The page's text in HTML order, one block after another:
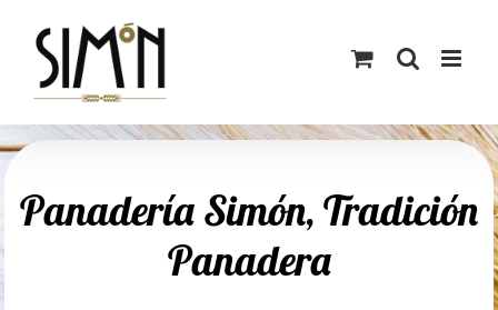
contenido
Panadería Simón, Tradición
Panadera